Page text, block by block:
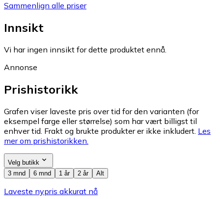
Sammenlign alle priser
Innsikt
Vi har ingen innsikt for dette produktet ennå.
Annonse
Prishistorikk
Grafen viser laveste pris over tid for den varianten (for
eksempel farge eller størrelse) som har vært billigst til
enhver tid. Frakt og brukte produkter er ikke inkludert. Les
mer om prishistorikken.
Velg butikk
3 mnd
6 mnd 1 år 2 år Alt
Laveste nypris akkurat nå